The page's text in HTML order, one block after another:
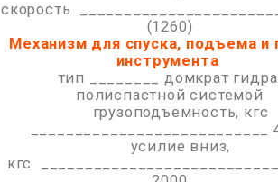
скорость
(1260)
Механизм для спуска, подъема и
инструмента
тип ________ домкрат
полиспастной системой
грузоподъемность, кгс
___________________________
усилие вниз,
кгс